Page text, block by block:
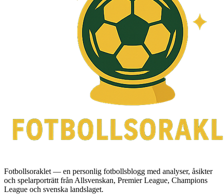
Fotbollsoraklet — en personlig fotbollsblogg med analyser, åsikter
och spelarporträtt från Allsvenskan, Premier League, Champions
League och svenska landslaget.